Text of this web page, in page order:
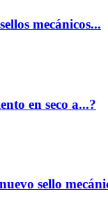
mecánicos...
en seco a...?
sello